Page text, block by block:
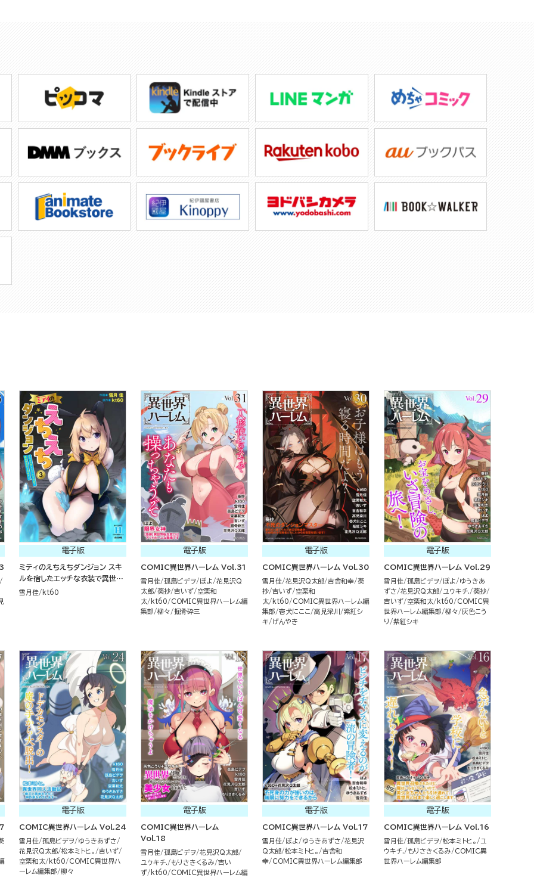
電子版
ミティのえちえちダンジョン スキ
ルを宿したエッチな衣装で異世界
迷宮を攻略せよ （3）
雪月佳 kt60
電子版
COMIC異世界ハーレム Vol.31
雪月佳 孤島ビデヲ ぽよ
花見沢Q
太郎 葵抄 吉いず
空栗和
太
kt60
COMIC異世界ハーレム編
集部
柳々 掘骨砕三
電子版
COMIC異世界ハーレム Vol.30
雪月佳 花見沢Q太郎 吉舎和幸 葵
抄 吉いず
空栗和
太
kt60
COMIC異世界ハーレム編
集部
壱犬にここ 高見梁川
紫紅シ
キ
げんやき
電子版
COMIC異世界ハーレム Vol.29
雪月佳 孤島ビデヲ ぽよ
ゆうきあ
ずさ
花見沢Q太郎 ユウキチ.
葵抄
吉いず
空栗和太 kt60
COMIC異
世界ハーレム編集部
柳々
灰色こう
り
紫紅シキ
電子版
COMIC異世界ハーレム Vol.24
雪月佳 孤島ビデヲ
ゆうきあずさ
花見沢Q太郎 松本ミトヒ。
吉いず
空栗和太
kt60
COMIC異世界ハ
ーレム編集部
柳々
電子版
COMIC異世界ハーレム
Vol.18
雪月佳 孤島ビデヲ
花見沢Q太郎
ユウキチ.
もりさきくるみ
吉い
ず
kt60
COMIC異世界ハーレム編
電子版
COMIC異世界ハーレム Vol.17
雪月佳 ぽよ ゆうきあずさ
花見沢
Q太郎 松本ミトヒ。
吉舎和
幸
COMIC異世界ハーレム編集部
電子版
COMIC異世界ハーレム Vol.16
雪月佳 孤島ビデヲ 松本ミトヒ。
ユ
ウキチ.
もりさきくるみ
COMIC異
世界ハーレム編集部